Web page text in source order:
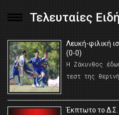
Τελευταίες
Λευκή-φιλική
(0-0)
Η Ζάκυνθος
τεστ της
Έκπτωτο το